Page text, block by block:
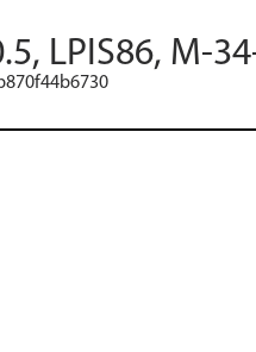
LPIS86, M-